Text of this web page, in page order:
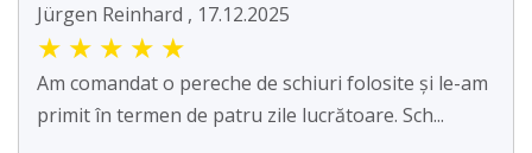
Jürgen Reinhard , 17.12.2025
★ ★ ★ ★ ★
Am comandat o pereche de schiuri folosite și le-am
primit în termen de patru zile lucrătoare. Sch...